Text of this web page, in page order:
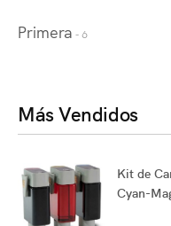
Primera - 6
Más Vendidos
Kit de
Cyan-